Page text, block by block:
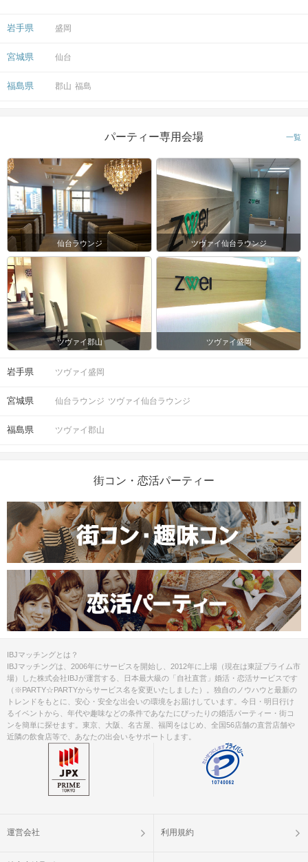
岩手県 盛岡
宮城県 仙台
福島県 郡山 福島
パーティー専用会場 一覧
仙台ラウンジ ツヴァイ仙台ラウンジ
ツヴァイ郡山 ツヴァイ盛岡
岩手県 ツヴァイ盛岡
宮城県 仙台ラウンジ ツヴァイ仙台ラウンジ
福島県 ツヴァイ郡山
街コン・恋活パーティー
IBJマッチングとは？
IBJマッチングは、2006年にサービスを開始し、2012年に上場（現在は東証プライム市
場）した株式会社IBJが運営する、日本最大級の「自社直営」婚活・恋活サービスです
（※PARTY☆PARTYからサービス名を変更いたしました）。独自のノウハウと最新の
トレンドをもとに、安心・安全な出会いの環境をお届けしています。今日・明日行け
るイベントから、年代や趣味などの条件であなたにぴったりの婚活パーティー・街コ
ンを簡単に探せます。東京、大阪、名古屋、福岡をはじめ、全国56店舗の直営店舗や
近隣の飲食店等で、あなたの出会いをサポートします。
運営会社 利用規約